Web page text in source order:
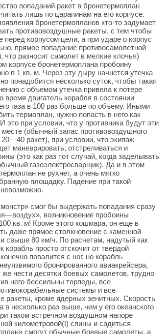
попаданий ракет в бронетермоплан
лишь по царапинам на его корпусе.
бронетермопланов кто-то задумает
противовоздушные ракеты, с тем чтобы
перед корпусом цели, а при ударе о корпус
прямое попадание противосамолетной
что разносит самолет в мелкие клочья)
корпусе бронетермоплана пробоину
в 1 кв. м. Через эту дыру начнется утечка
понадобится несколько суток, чтобы такая
с объемом утечка привела к потере
время двигатель корабля в состоянии
газа в 100 раз больше по объему. Иными
термоплан, нужно попасть в него как
это при условии, что у противника будут эти
месте (обычный запас противовоздушного
20—40 ракет), при условии, что экипаж
маневрировать, отстреливаться и
(это как раз тот случай, когда заделывать
газоэлектросварщик). Да и в этом
не рухнет, а очень мягко
площадку. Падение при такой
смог бы выдержать попадания сразу
возникновение пробоины
кв. м! Кроме этого кошмара, он еще в
даже прямое столкновение с каменной
свыше 80 км/ч. По расчетам, надутый как
просто отскочит от твердой
повалится с ног, но корабль
бронированного авиакрейсера,
же нести десятки боевых самолетов, трудно
него бессильны торпеды, все
системы и все
ракеты, кроме ядерных зенитных. Скорость
в несколько раз выше, чем у его океанского
таком встречном воздушном напоре
километровой(!) спины и садиться
смогут обычные боевые самолеты, а